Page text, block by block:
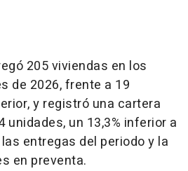
205 viviendas en los
de 2026, frente a 19
y registró una cartera
unidades, un 13,3% inferior a
entregas del periodo y la
en preventa.